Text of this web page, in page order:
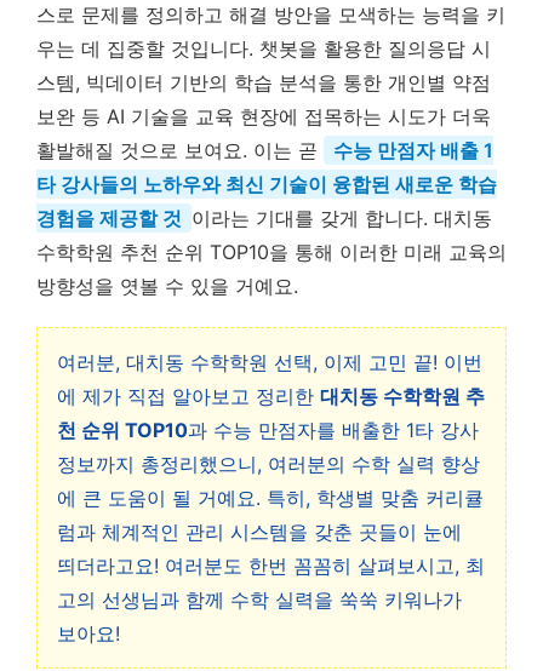
스로 문제를 정의하고 해결 방안을 모색하는 능력을 키
우는 데 집중할 것입니다. 챗봇을 활용한 질의응답 시
스템, 빅데이터 기반의 학습 분석을 통한 개인별 약점
보완 등 AI 기술을 교육 현장에 접목하는 시도가 더욱
활발해질 것으로 보여요. 이는 곧
수능 만점자 배출 1
타 강사들의 노하우와 최신 기술이 융합된 새로운 학습
경험을 제공할 것 이라는 기대를 갖게 합니다. 대치동
수학학원 추천 순위 TOP10을 통해 이러한 미래 교육의
방향성을 엿볼 수 있을 거예요.
여러분, 대치동 수학학원 선택, 이제 고민 끝! 이번
에 제가 직접 알아보고 정리한 대치동 수학학원 추
천 순위 TOP10과 수능 만점자를 배출한 1타 강사
정보까지 총정리했으니, 여러분의 수학 실력 향상
에 큰 도움이 될 거예요. 특히, 학생별 맞춤 커리큘
럼과 체계적인 관리 시스템을 갖춘 곳들이 눈에
띄더라고요! 여러분도 한번 꼼꼼히 살펴보시고, 최
고의 선생님과 함께 수학 실력을 쑥쑥 키워나가
보아요!